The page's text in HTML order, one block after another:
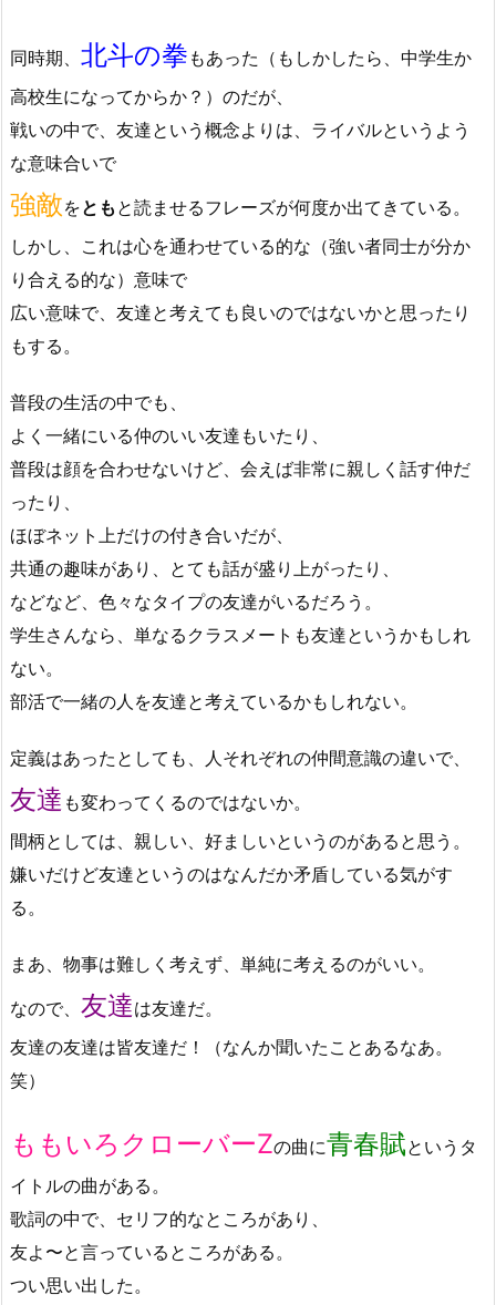
同時期、 北斗の拳 もあった（もしかしたら、中学生か
高校生になってからか？）のだが、
戦いの中で、友達という概念よりは、ライバルというよう
な意味合いで
強敵をとも と読ませるフレーズが何度か出てきている。
しかし、これは心を通わせている的な（強い者同士が分か
り合える的な）意味で
広い意味で、友達と考えても良いのではないかと思ったり
もする。
普段の生活の中でも、
よく一緒にいる仲のいい友達もいたり、
普段は顔を合わせないけど、会えば非常に親しく話す仲だ
ったり、
ほぼネット上だけの付き合いだが、
共通の趣味があり、とても話が盛り上がったり、
などなど、色々なタイプの友達がいるだろう。
学生さんなら、単なるクラスメートも友達というかもしれ
ない。
部活で一緒の人を友達と考えているかもしれない。
定義はあったとしても、人それぞれの仲間意識の違いで、
友達 も変わってくるのではないか。
間柄としては、親しい、好ましいというのがあると思う。
嫌いだけど友達というのはなんだか矛盾している気がす
る。
まあ、物事は難しく考えず、単純に考えるのがいい。
なので、 友達は友達だ。
友達の友達は皆友達だ！（なんか聞いたことあるなあ。
笑）
ももいろクローバーZの曲に青春賦というタ
イトルの曲がある。
歌詞の中で、セリフ的なところがあり、
友よ〜と言っているところがある。
つい思い出した。